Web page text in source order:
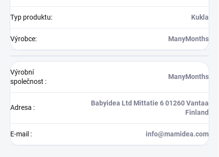
Typ produktu: Kukla
Výrobce: ManyMonths
Výrobní
společnost :
ManyMonths
Adresa :
Babyidea Ltd Mittatie 6 01260 Vantaa
Finland
E-mail : info@mamidea.com